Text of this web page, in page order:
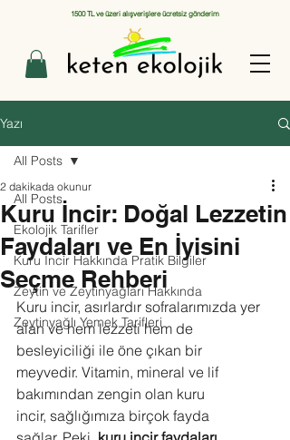
1500 TL ve üzeri alışverişlere ücretsiz gönderim
Yazı
All Posts
Ekolojik Tarifler
Kuru İncir Hakkında Pratik Bilgiler
Zeytin ve Zeytinyağları Hakkında
Zeytinyağlı Yemek Tarifleri
All Posts
Kuru İncir: Doğal Lezzetin
Faydaları ve En İyisini
Seçme Rehberi
2 dakikada okunur
Kuru incir, asırlardır sofralarımızda yer
alan ve hem lezzeti hem de
besleyiciliği ile öne çıkan bir
meyvedir. Vitamin, mineral ve lif
bakımından zengin olan kuru
incir, sağlığımıza birçok fayda